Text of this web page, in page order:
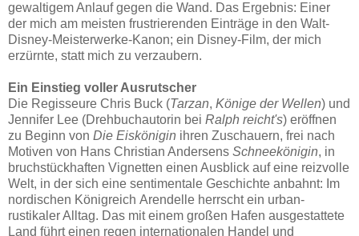
gewaltigem Anlauf gegen die Wand. Das Ergebnis: Einer
der mich am meisten frustrierenden Einträge in den Walt-
Disney-Meisterwerke-Kanon; ein Disney-Film, der mich
erzürnte, statt mich zu verzaubern.
Ein Einstieg voller Ausrutscher
Die Regisseure Chris Buck (Tarzan, Könige der Wellen) und
Jennifer Lee (Drehbuchautorin bei Ralph reicht's) eröffnen
zu Beginn von Die Eiskönigin ihren Zuschauern, frei nach
Motiven von Hans Christian Andersens Schneekönigin, in
bruchstückhaften Vignetten einen Ausblick auf eine reizvolle
Welt, in der sich eine sentimentale Geschichte anbahnt: Im
nordischen Königreich Arendelle herrscht ein urban-
rustikaler Alltag. Das mit einem großen Hafen ausgestattete
Land führt einen regen internationalen Handel und